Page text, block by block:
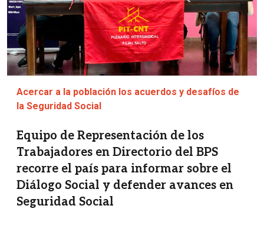
Acercar a la población los acuerdos y desafíos de
la Seguridad Social
Equipo de Representación de los
Trabajadores en Directorio del BPS
recorre el país para informar sobre el
Diálogo Social y defender avances en
Seguridad Social